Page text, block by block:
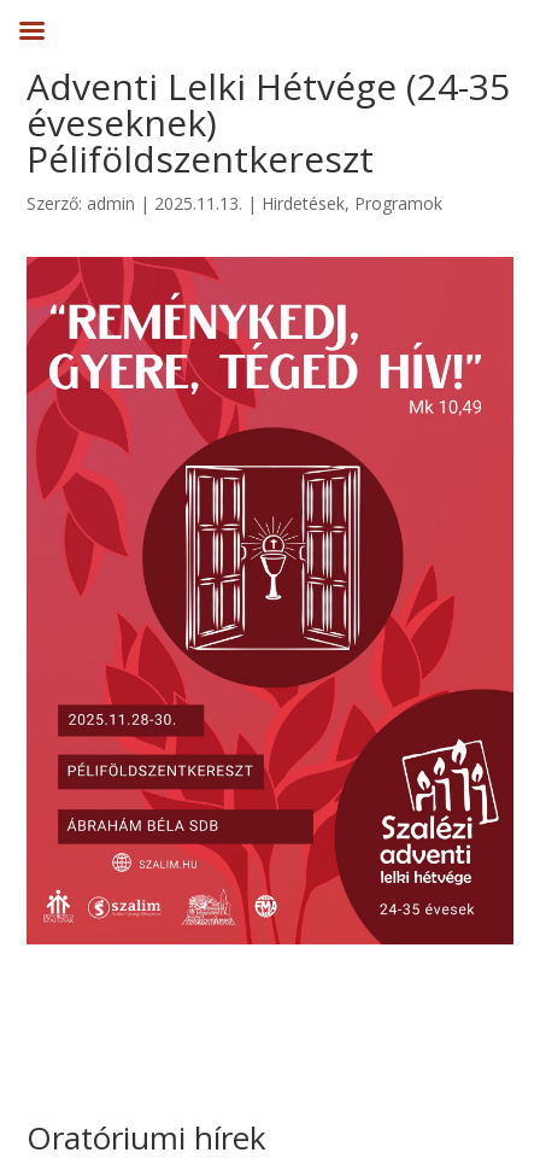
Adventi Lelki Hétvége (24-35
éveseknek)
Péliföldszentkereszt
Szerző: admin | 2025.11.13. | Hirdetések, Programok
Oratóriumi hírek